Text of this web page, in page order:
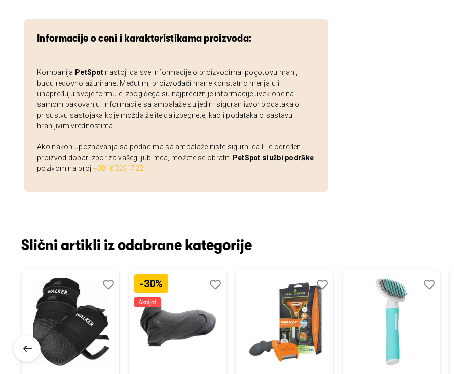
Informacije o ceni i karakteristikama proizvoda:
Kompanija PetSpot nastoji da sve informacije o proizvodima, pogotovu hrani,
budu redovno ažurirane. Međutim, proizvođači hrane konstatno menjaju i
unapređuju svoje formule, zbog čega su najpreciznije informacije uvek one na
samom pakovanju. Informacije sa ambalaže su jedini siguran izvor podataka o
prisustvu sastojaka koje možda želite da izbegnete, kao i podataka o sastavu i
hranljivim vrednostima.
Ako nakon upoznavanja sa podacima sa ambalaže niste sigurni da li je određeni
proizvod dobar izbor za vašeg ljubimca, možete se obratiti PetSpot službi podrške
pozivom na broj +38163291722
Slični artikli iz odabrane kategorije
listu
želja
-30%
listu
želja
Dodaj
u
listu
želja
Uporedi